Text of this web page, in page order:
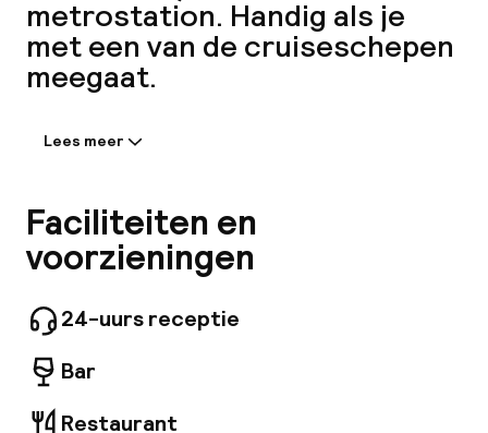
metrostation. Handig als je
met een van de cruiseschepen
meegaat.
Informatie gedeeld door de
Welkom in onze ruime, lichtdoorstroomde lobby
met hoge plafonds en een prachtig uitzicht op
het kanaal. Hier tref je zowel een vredige,
rustige atmosfeer als een levendige
bedrijvigheid aan. Neem plaats op een van de
comfortabele banken terwijl je wacht, of
geniet van een verfrissend drankje en een
heerlijke maaltijd aan de bar. Mocht je de
zeker niet de enige. Probeer dan onze speciale
Lees meer
Faciliteiten en
voorzieningen
24-uurs receptie
Bar
Restaurant